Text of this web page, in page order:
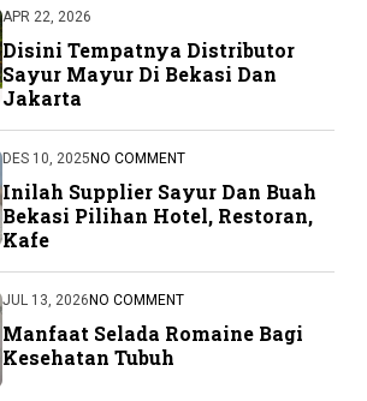
APR 22, 2026
Disini Tempatnya Distributor
Sayur Mayur Di Bekasi Dan
Jakarta
DES 10, 2025 NO COMMENT
Inilah Supplier Sayur Dan Buah
Bekasi Pilihan Hotel, Restoran,
Kafe
JUL 13, 2026 NO COMMENT
Manfaat Selada Romaine Bagi
Kesehatan Tubuh